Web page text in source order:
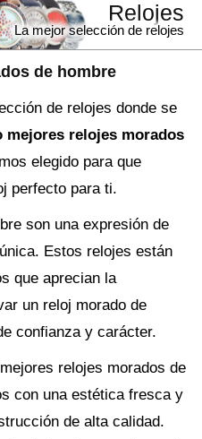
de hombre
Relojes
La mejor selección de relojes
de relojes donde se
mejores relojes morados
elegido para que
perfecto para ti.
son una expresión de
Estos relojes están
que aprecian la
un reloj morado de
confianza y carácter.
relojes morados de
con una estética fresca y
de alta calidad.